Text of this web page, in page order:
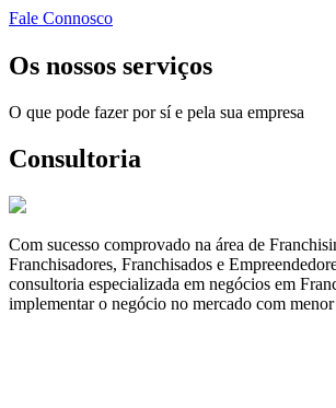
Fale Connosco
Os nossos serviços
O que pode fazer por sí e pela sua empresa
Consultoria
Com sucesso comprovado na área de
Franchisadores, Franchisados e
consultoria especializada em negócios em
implementar o negócio no mercado com